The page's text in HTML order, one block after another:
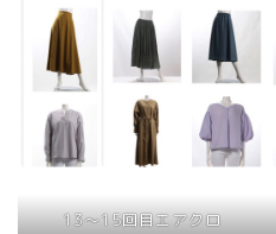
13〜15回目エアクロ